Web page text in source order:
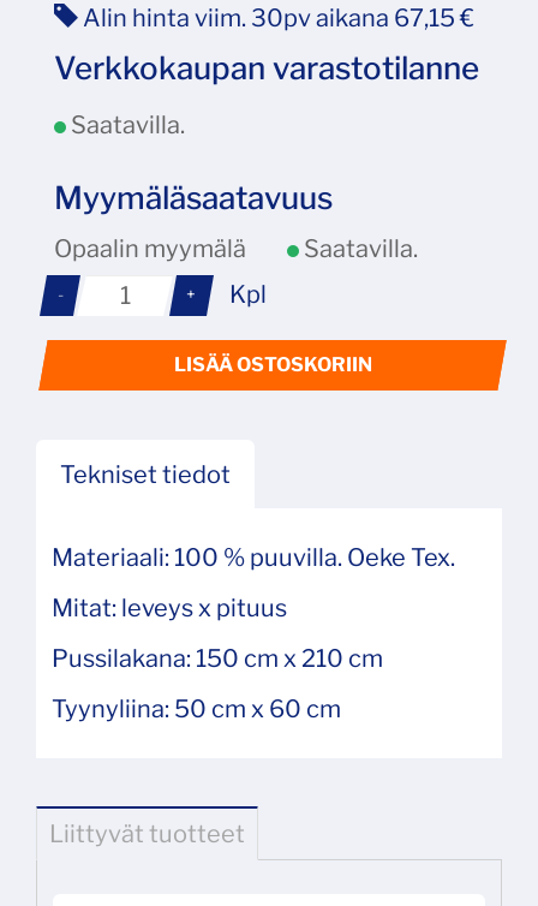
Alin hinta viim. 30pv aikana 67,15 €
Verkkokaupan varastotilanne
Saatavilla.
Myymäläsaatavuus
Opaalin myymälä Saatavilla.
- + Kpl
LISÄÄ OSTOSKORIIN
Tekniset tiedot
Materiaali: 100 % puuvilla. Oeke Tex.
Mitat: leveys x pituus
Pussilakana: 150 cm x 210 cm
Tyynyliina: 50 cm x 60 cm
Liittyvät tuotteet